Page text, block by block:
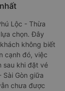
Lộc - Thừa
chọn. Đây
không biết
cạnh đó, việc
sau khi đặt vé
Sài Gòn giữa
chưa được